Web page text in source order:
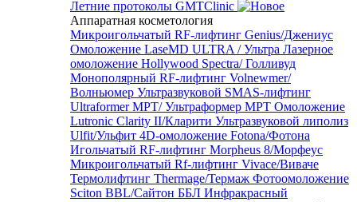
Летние протоколы GMTClinic
Аппаратная косметология
Микроигольчатый RF-лифтинг Genius/Джениус
Омоложение LaseMD ULTRA / Ультра Лазерное
омоложение Hollywood Spectra/ Голливуд
Монополярный RF-лифтинг Volnewmer/
Волньюмер Ультразвуковой SMAS-лифтинг
Ultraformer MPT/ Ультраформер MPT Омоложение
Lutronic Clarity II/Кларити Ультразвуковой липолиз
Ulfit/Ульфит 4D-омоложение Fotona/Фотона
Игольчатый RF-лифтинг Morpheus 8/Морфеус
Микроигольчатый Rf-лифтинг Vivace/Виваче
Термолифтинг Thermage/Термаж Фотоомоложение
Sciton BBL/Сайтон ББЛ Инфракрасный